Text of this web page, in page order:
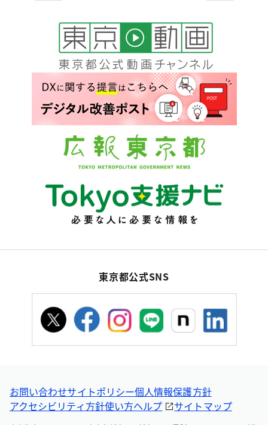
東京都公式SNS
お問い合わせサイトポリシー個人情報保護方針
アクセシビリティ方針使い方ヘルプ サイトマップ